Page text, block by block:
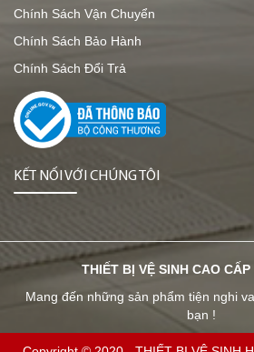
Chính Sách Vận Chuyển
Chính Sách Bảo Hành
Chính Sách Đổi Trả
KẾT NỐI VỚI CHÚNG TÔI
THIẾT BỊ VỆ SINH CAO
Mang đến những sản phẩm tiện nghi
bạn !